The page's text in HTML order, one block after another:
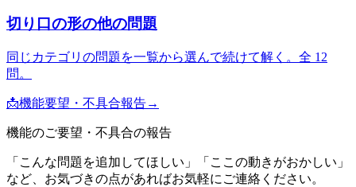
切り口の形の他の問題
同じカテゴリの問題を一覧から選んで続けて解く。全 12
問。
📩機能要望・不具合報告→
機能のご要望・不具合の報告
「こんな問題を追加してほしい」「ここの動きがおかしい」
など、お気づきの点があればお気軽にご連絡ください。